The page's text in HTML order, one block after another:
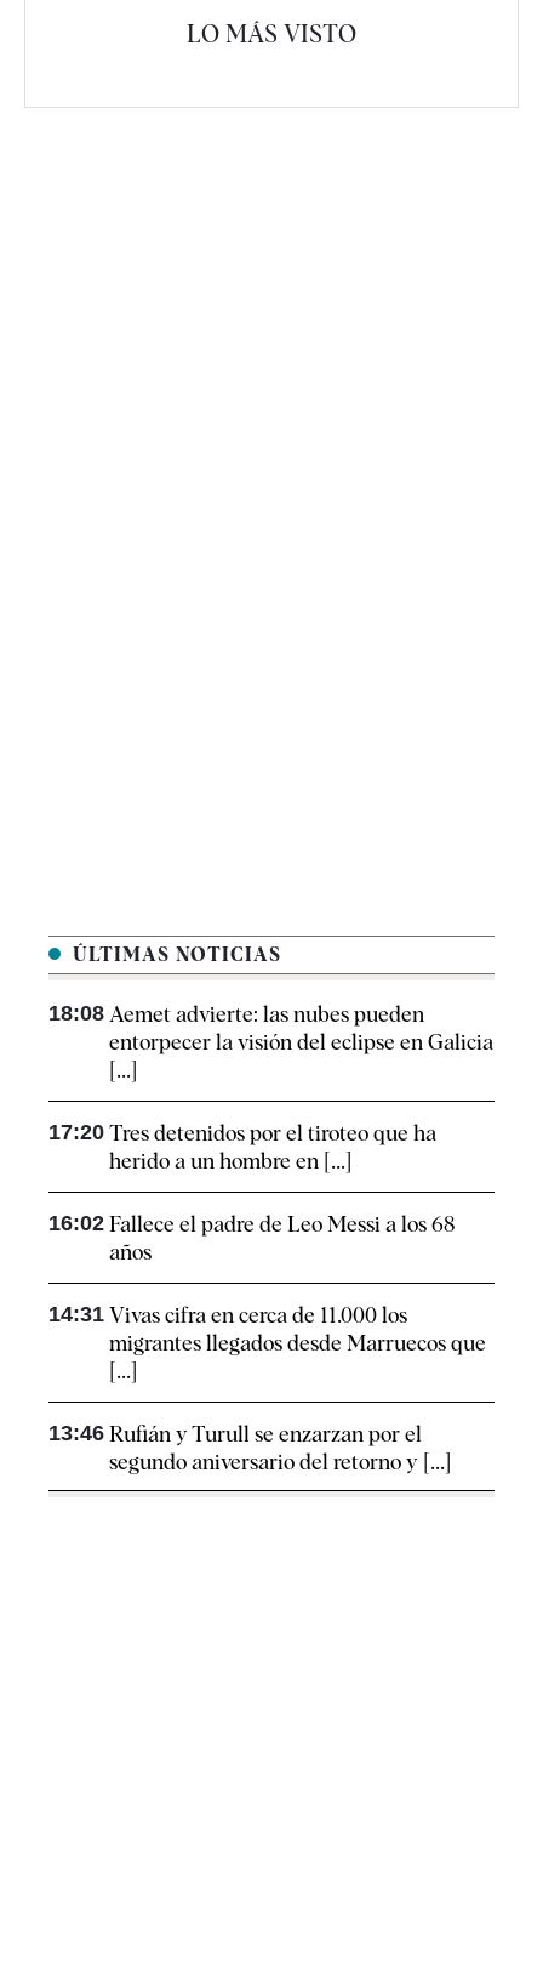
LO MÁS VISTO
ÚLTIMAS NOTICIAS
18:08 Aemet advierte: las nubes pueden
entorpecer la visión del eclipse en Galicia
[...]
17:20 Tres detenidos por el tiroteo que ha
herido a un hombre en [...]
16:02 Fallece el padre de Leo Messi a los 68
años
14:31 Vivas cifra en cerca de 11.000 los
migrantes llegados desde Marruecos que
[...]
13:46 Rufián y Turull se enzarzan por el
segundo aniversario del retorno y [...]